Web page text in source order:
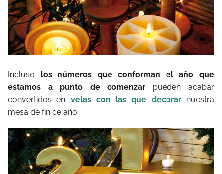
Incluso los números que conforman el año que
estamos a punto de comenzar pueden acabar
convertidos en velas con las que decorarnuestra
mesa de fin de año.